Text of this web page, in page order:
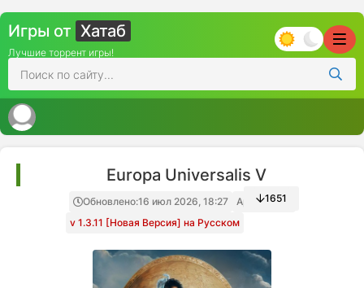
Игры от Хатаб
Лучшие торрент игры!
Europa Universalis V
Обновлено:16 июл 2026, 18:27
Архив игры
v 1.3.11 [Новая Версия] на Русском
1651